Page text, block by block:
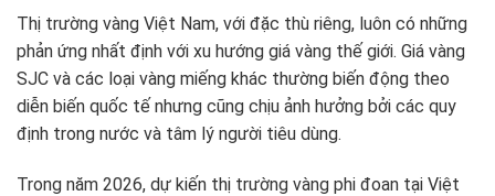
Thị trường vàng Việt Nam, với đặc thù riêng, luôn có những
phản ứng nhất định với xu hướng giá vàng thế giới. Giá vàng
SJC và các loại vàng miếng khác thường biến động theo
diễn biến quốc tế nhưng cũng chịu ảnh hưởng bởi các quy
định trong nước và tâm lý người tiêu dùng.
Trong năm 2026, dự kiến thị trường vàng phi đoan tại Việt